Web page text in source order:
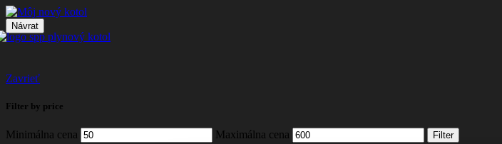
Návrat
Zavrieť
Filter by price
Minimálna cena Maximálna cena Filter